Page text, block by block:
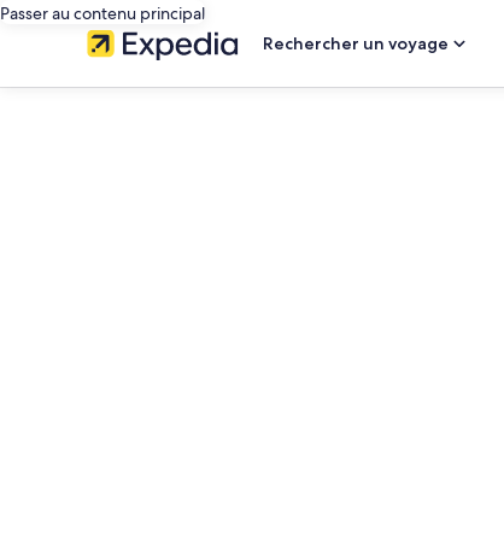
Passer au contenu principal
Rechercher un voyage